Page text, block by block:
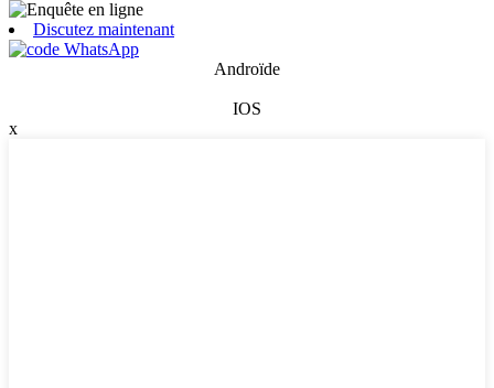
Discutez maintenant
Androïde
IOS
x